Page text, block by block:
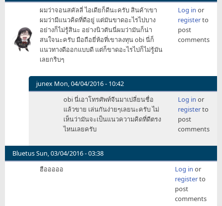
ผมว่าจอนสคัลลี่ ไอเดียก็ดีนะครับ สินค้าเขา
ผมว่ามีแนวคิดที่ดีอยู่ แต่มันขาดอะไรไปบาง
อย่างก็ไม่รู้สินะ อย่างนิวตันนี่ผมว่ามันก็น่า
สนใจนะครับ มือถือยี่ห้อที่เขาลงทุน obi นี่ก็
แนวทางดีออกแบบดี แต่ก็ขาดอะไรไปก็ไม่รู้มัน
เลยกริบๆ
Log in or
registerto
post
comments
junex Mon, 04/04/2016 - 10:42
In
ส
คัล
obi นี่เอาโทรศัพท์จีนมาเปลี่ยนชื่อ
แล้วขาย เล่นกันง่ายๆเลยนะครับ ไม่
เห็นว่ามันจะเป็นแนวความคิดที่ดีตรง
ไหนเลยครับ
Log in or
registerto
post
comments
BluetusSun, 03/04/2016 - 03:38
ฮือออออ
Log in or
registerto
post
comments